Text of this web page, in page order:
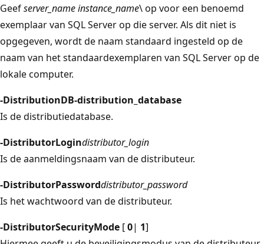
Geefserver_name instance_name\ op voor een benoemd
exemplaar van SQL Server op die server. Als dit niet is
opgegeven, wordt de naam standaard ingesteld op de
naam van het standaardexemplaren van SQL Server op de
lokale computer.
-DistributionDB-distribution_database
Is de distributiedatabase.
-DistributorLogindistributor_login
Is de aanmeldingsnaam van de distributeur.
-DistributorPassworddistributor_password
Is het wachtwoord van de distributeur.
-DistributorSecurityMode [0| 1]